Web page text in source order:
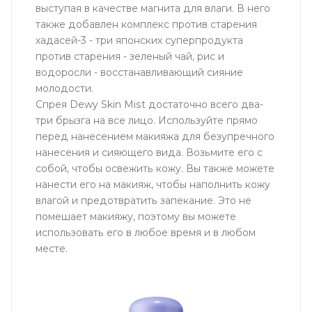
выступая в качестве магнита для влаги. В него
также добавлен комплекс против старения
хадасей-3 - три японских суперпродукта
против старения - зеленый чай, рис и
водоросли - восстанавливающий сияние
молодости.
Спрея Dewy Skin Mist достаточно всего два-
три брызга на все лицо. Используйте прямо
перед нанесением макияжа для безупречного
нанесения и сияющего вида. Возьмите его с
собой, чтобы освежить кожу. Вы также можете
нанести его на макияж, чтобы наполнить кожу
влагой и предотвратить запекание. Это не
помешает макияжу, поэтому вы можете
использовать его в любое время и в любом
месте.